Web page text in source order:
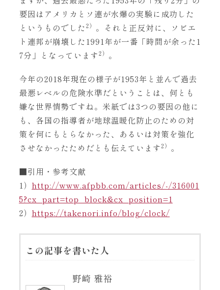
要因はアメリカとソ連が水爆の実験に成功した
というものでした2） 。それと正反対に、ソビエ
ト連邦が崩壊した1991年が一番「時間が余った1
7分」となっています2） 。
今年の2018年現在の様子が1953年と並んで過去
最悪レベルの危険水準だということは、何とも
嫌な世界情勢ですね。米紙では3つの要因の他に
も、各国の指導者が地球温暖化防止のための対
策を何にもとらなかった、あるいは対策を強化
させなかったためだとも伝えています2） 。
■引用・参考文献
1） http://www.afpbb.com/articles/-/316001
5?cx_part=top_block&cx_position=1
2） https://takenori.info/blog/clock/
この記事を書いた人
野崎 雅裕